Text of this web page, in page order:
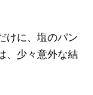
けに、塩のパン
、少々意外な結